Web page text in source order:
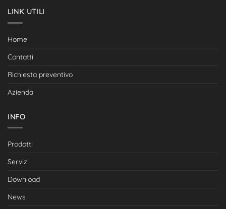
LINK UTILI
Home
Contatti
Richiesta preventivo
Azienda
INFO
Prodotti
Servizi
Download
News